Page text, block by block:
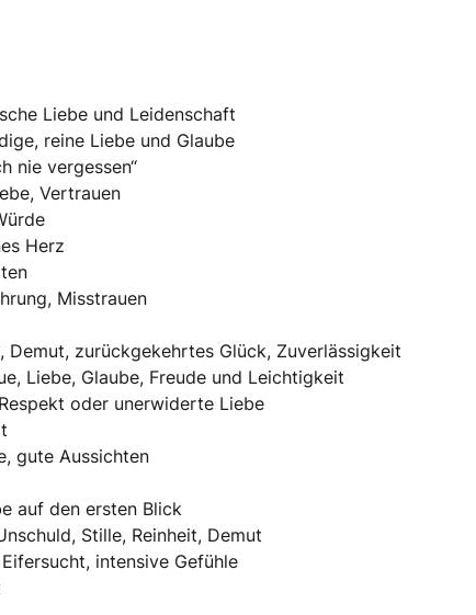
Liebe und Leidenschaft
reine Liebe und Glaube
nie vergessen“
Vertrauen
Herz
Misstrauen
Demut, zurückgekehrtes Glück, Zuverlässigkeit
Liebe, Glaube, Freude und Leichtigkeit
oder unerwiderte Liebe
gute Aussichten
auf den ersten Blick
Stille, Reinheit, Demut
intensive Gefühle